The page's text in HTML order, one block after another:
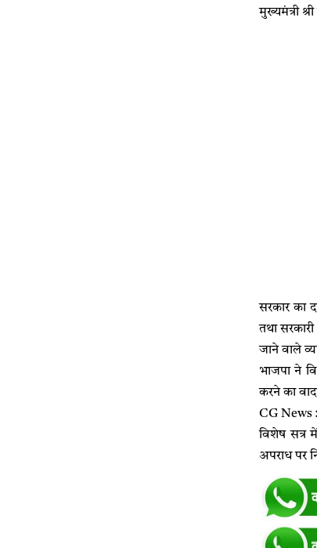
मुख्यमंत्री
सरकार का
तथा
जाने वाले
भाजपा ने
करने का
CG News
विशेष सत्र
अपराध पर